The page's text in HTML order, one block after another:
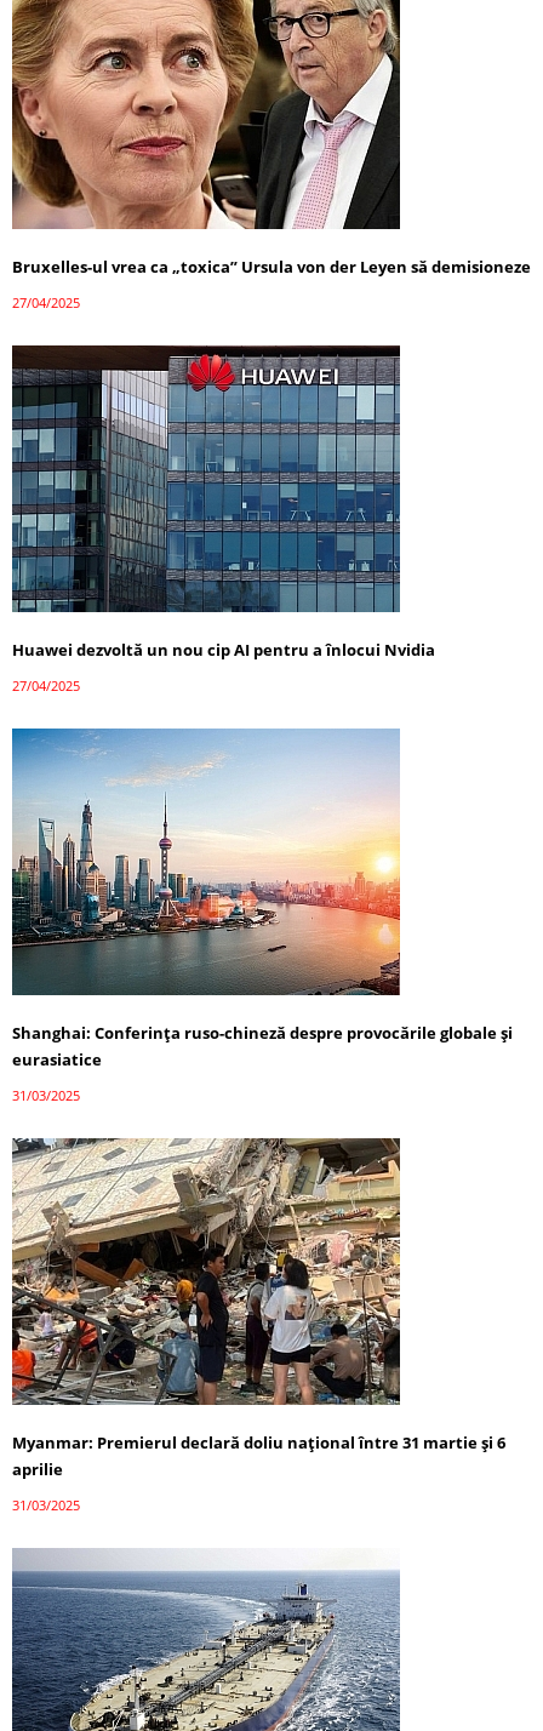
Bruxelles-ul vrea ca „toxica” Ursula von der Leyen să demisioneze
27/04/2025
Huawei dezvoltă un nou cip AI pentru a înlocui Nvidia
27/04/2025
Shanghai: Conferința ruso-chineză despre provocările globale și
eurasiatice
31/03/2025
Myanmar: Premierul declară doliu național între 31 martie și 6
aprilie
31/03/2025